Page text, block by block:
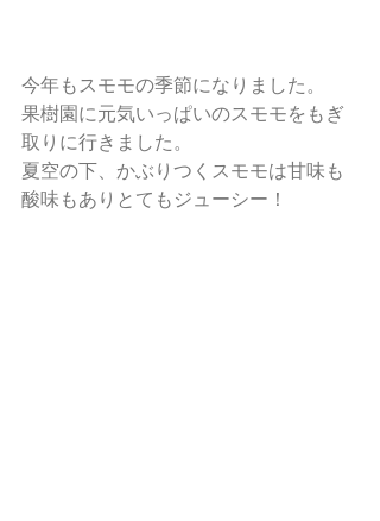
今年もスモモの季節になりました。
果樹園に元気いっぱいのスモモをもぎ
取りに行きました。
夏空の下、かぶりつくスモモは甘味も
酸味もありとてもジューシー！